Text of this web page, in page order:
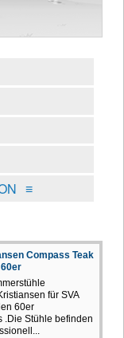
≡
Compass Teak
für SVA
60er
.Die Stühle befinden